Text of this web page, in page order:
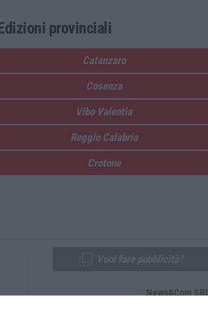
provinciali
Catanzaro
Cosenza
Vibo Valentia
Reggio Calabria
Crotone
News&Com SRL